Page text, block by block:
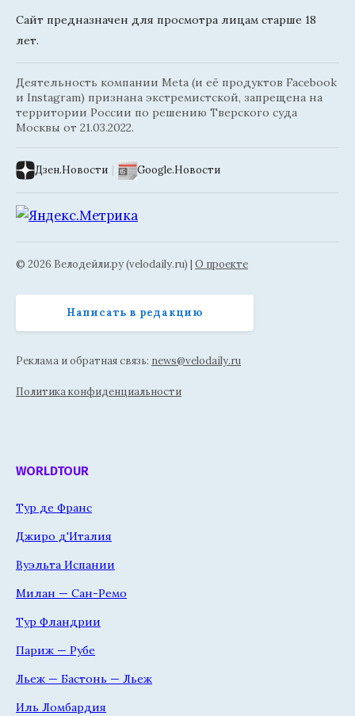
Сайт предназначен для просмотра лицам старше 18
лет.
Деятельность компании Meta (и её продуктов Facebook
и Instagram) признана экстремистской, запрещена на
территории России по решению Тверского суда
Москвы от 21.03.2022.
Дзен.Новости | Google.Новости
© 2026 Велодейли.ру (velodaily.ru) | О проекте
Написать в редакцию
Реклама и обратная связь: news@velodaily.ru
Политика конфиденциальности
WORLDTOUR
Тур де Франс
Джиро д'Италия
Вуэльта Испании
Милан — Сан-Ремо
Тур Фландрии
Париж — Рубе
Льеж — Бастонь — Льеж
Иль Ломбардия